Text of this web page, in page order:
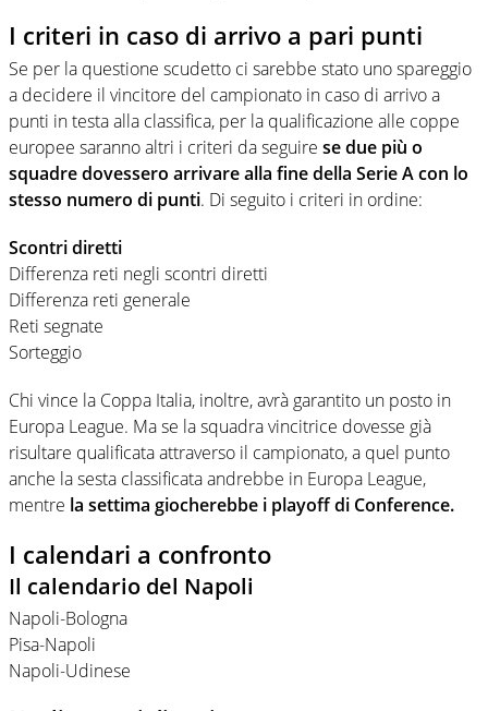
I criteri in caso di arrivo a pari punti
Se per la questione scudetto ci sarebbe stato uno spareggio
a decidere il vincitore del campionato in caso di arrivo a
punti in testa alla classifica, per la qualificazione alle coppe
europee saranno altri i criteri da seguire se due più o
squadre dovessero arrivare alla fine della Serie A con lo
stesso numero di punti. Di seguito i criteri in ordine:
Scontri diretti
Differenza reti negli scontri diretti
Differenza reti generale
Reti segnate
Sorteggio
Chi vince la Coppa Italia, inoltre, avrà garantito un posto in
Europa League. Ma se la squadra vincitrice dovesse già
risultare qualificata attraverso il campionato, a quel punto
anche la sesta classificata andrebbe in Europa League,
mentre la settima giocherebbe i playoff di Conference.
I calendari a confronto
Il calendario del Napoli
Napoli-Bologna
Pisa-Napoli
Napoli-Udinese